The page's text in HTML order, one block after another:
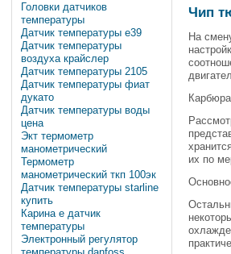
Головки датчиков
температуры
Датчик температуры e39
Датчик температуры
воздуха крайслер
Датчик температуры 2105
Датчик температуры фиат
дукато
Датчик температуры воды
цена
Экт термометр
манометрический
Термометр
манометрический ткп 100эк
Датчик температуры starline
купить
Карина е датчик
температуры
Электронный регулятор
Чип
На
их по